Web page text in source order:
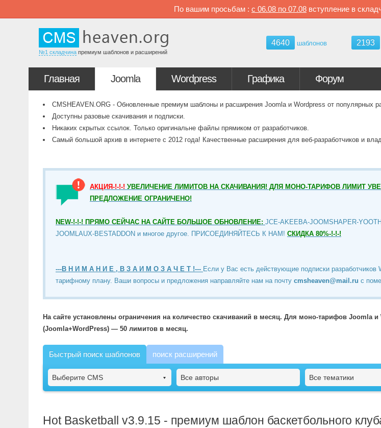
По вашим просьбам : с 06.08 по 07.08 вступление в
№1 складчина премиум шаблонов и расширений
4640 шаблонов 2193
Главная Joomla Wordpress Графика Форум
CMSHEAVEN.ORG - Обновленные премиум шаблоны и расширения Joomla и Wordpress от популярных
Доступны разовые скачивания и подписки.
Никаких скрытых ссылок. Только оригинальне файлы прямиком от разработчиков.
Самый большой архив в интернете с 2012 года! Качественные расширения для веб-разработчиков и
АКЦИЯ-!-!-! УВЕЛИЧЕНИЕ ЛИМИТОВ НА СКАЧИВАНИЯ! ДЛЯ МОНО-ТАРИФОВ ЛИМИТ
ПРЕДЛОЖЕНИЕ ОГРАНИЧЕНО!
NEW-!-!-! ПРЯМО СЕЙЧАС НА САЙТЕ БОЛЬШОЕ ОБНОВЛЕНИЕ: JCE-AKEEBA-JOOMSHAPER-
JOOMLAUX-BESTADDON и многое другое. ПРИСОЕДИНЯЙТЕСЬ К НАМ! СКИДКА 80%-!-!-!
---В Н И М А Н И Е , В З А И М О З А Ч Е Т !--- Если у Вас есть действующие подписки
тарифному плану. Ваши вопросы и предложения направляйте нам на почту cmsheaven@mail.ru c
На сайте установлены ограничения на количество скачиваний в месяц. Для моно-тарифов
(Joomla+WordPress) — 50 лимитов в месяц.
Быстрый поиск шаблонов поиск расширений
Выберите CMS Все авторы Все тематики
Hot Basketball v3.9.15 - премиум шаблон баскетбольного